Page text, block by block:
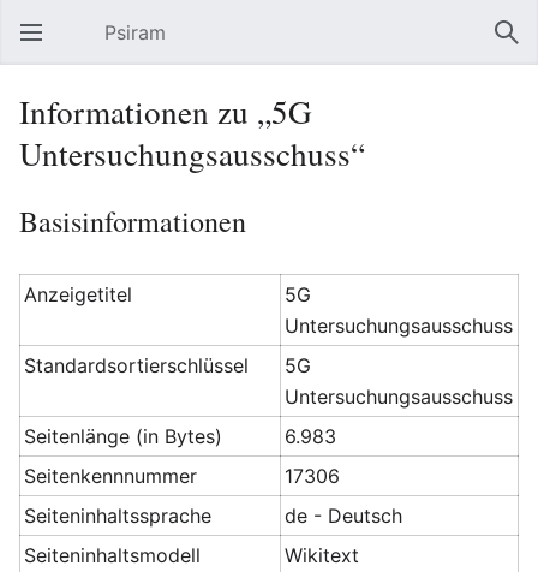
Hauptmenü öffnen Psiram
Informationen zu „5G
Untersuchungsausschuss“
Basisinformationen
Anzeigetitel
5G
Untersuchungsausschuss
Standardsortierschlüssel
5G
Untersuchungsausschuss
Seitenlänge (in Bytes)
6.983
Seitenkennnummer
17306
Seiteninhaltssprache
de - Deutsch
Seiteninhaltsmodell
Wikitext